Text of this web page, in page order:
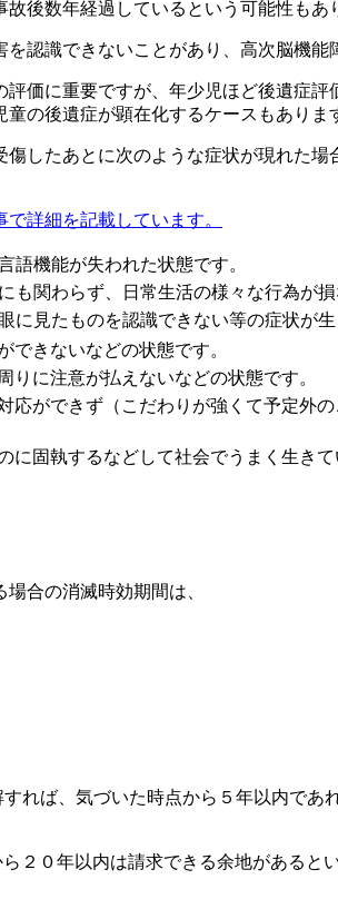
後数年経過しているという可能性もあ
認識できないことがあり、高次脳機能
価に重要ですが、年少児ほど後遺症
の後遺症が顕在化するケースもありま
したあとに次のような症状が現れた
詳細を記載しています。
語機能が失われた状態です。
関わらず、日常生活の様々な行為が損
見たものを認識できない等の症状が生
できないなどの状態です。
に注意が払えないなどの状態です。
応ができず（こだわりが強くて予定外
固執するなどして社会でうまく生きて
合の消滅時効期間は、
ば、気づいた時点から５年以内であ
２０年以内は請求できる余地があると